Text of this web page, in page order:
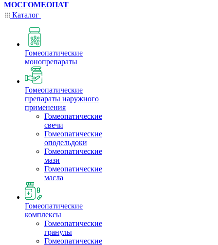
МОСГОМЕОПАТ
Каталог
Гомеопатические
монопрепараты
Гомеопатические
препараты наружного
применения
Гомеопатические
свечи
Гомеопатические
оподельдоки
Гомеопатические
мази
Гомеопатические
масла
Гомеопатические
комплексы
Гомеопатические
гранулы
Гомеопатические